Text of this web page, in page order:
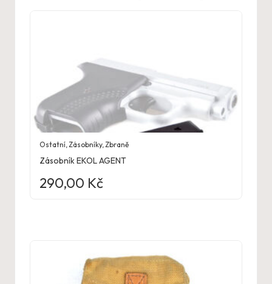
Ostatní,Zásobníky,Zbraně
Zásobník EKOL AGENT
290,00 Kč